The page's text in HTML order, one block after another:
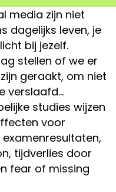
media zijn niet
dagelijks leven, je
bij jezelf.
stellen of we er
geraakt, om niet
verslaafd…
studies wijzen
voor
tijdverlies door
fear of missing